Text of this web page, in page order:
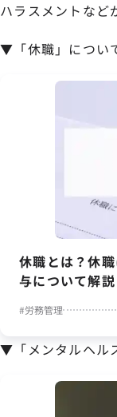
ハラスメントなど
▼「休職」につい
休職とは？休
与について解
#労務管理
▼「メンタルヘル